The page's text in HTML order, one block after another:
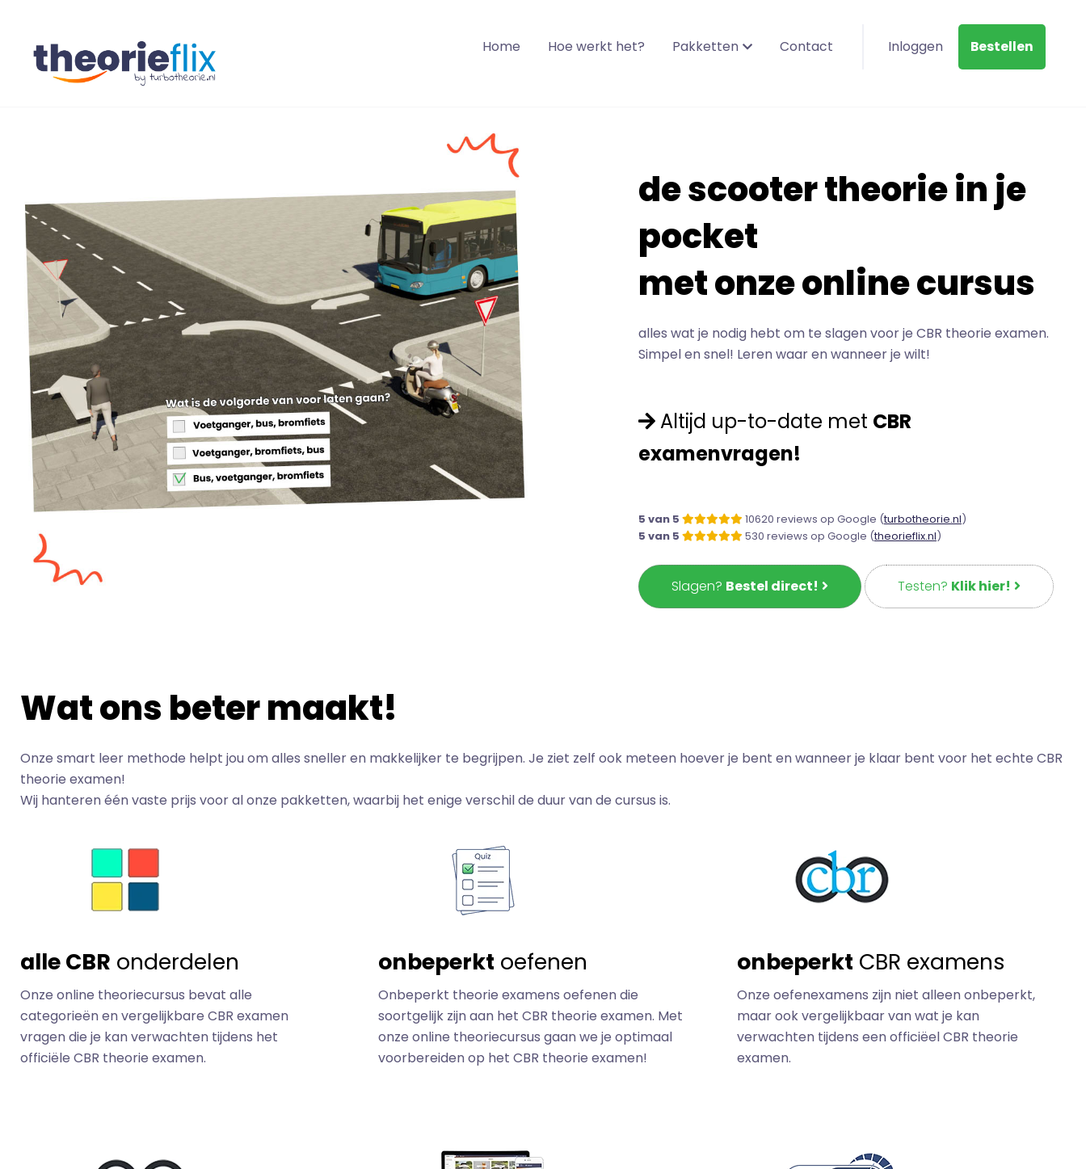
Home Hoe werkt het? Pakketten Contact Inloggen Bestellen
de scooter theorie in je
pocket
met onze online cursus
alles wat je nodig hebt om te slagen voor je CBR theorie examen.
Simpel en snel! Leren waar en wanneer je wilt!
Altijd up-to-date met CBR
examenvragen!
5 van 5 10620 reviews op Google (turbotheorie.nl)
5 van 5
530 reviews op Google (theorieflix.nl)
Slagen? Bestel direct! Testen? Klik hier!
Wat ons beter maakt!
Onze smart leer methode helpt jou om alles sneller en makkelijker te begrijpen. Je ziet zelf ook meteen hoever je bent en wanneer je klaar bent voor het echte CBR
theorie examen!
Wij hanteren één vaste prijs voor al onze pakketten, waarbij het enige verschil de duur van de cursus is.
alle CBR onderdelen
Onze online theoriecursus bevat alle
categorieën en vergelijkbare CBR examen
vragen die je kan verwachten tijdens het
officiële CBR theorie examen.
onbeperkt oefenen
Onbeperkt theorie examens oefenen die
soortgelijk zijn aan het CBR theorie examen. Met
onze online theoriecursus gaan we je optimaal
voorbereiden op het CBR theorie examen!
onbeperkt CBR examens
Onze oefenexamens zijn niet alleen onbeperkt,
maar ook vergelijkbaar van wat je kan
verwachten tijdens een officiëel CBR theorie
examen.